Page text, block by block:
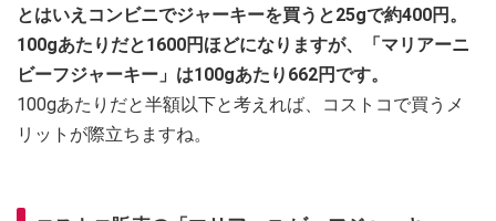
とはいえコンビニでジャーキーを買うと25gで約400円。
100gあたりだと1600円ほどになりますが、「マリアーニ
ビーフジャーキー」は100gあたり662円です。
100gあたりだと半額以下と考えれば、コストコで買うメ
リットが際立ちますね。